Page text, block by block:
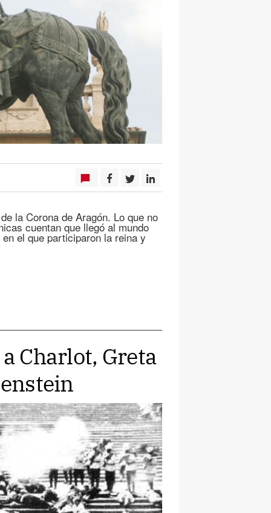
la Corona de Aragón. Lo que no
cuentan que llegó al mundo
el que participaron la reina y
Charlot, Greta